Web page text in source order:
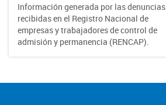
Información generada por las denuncias
recibidas en el Registro Nacional de
empresas y trabajadores de control de
admisión y permanencia (RENCAP).